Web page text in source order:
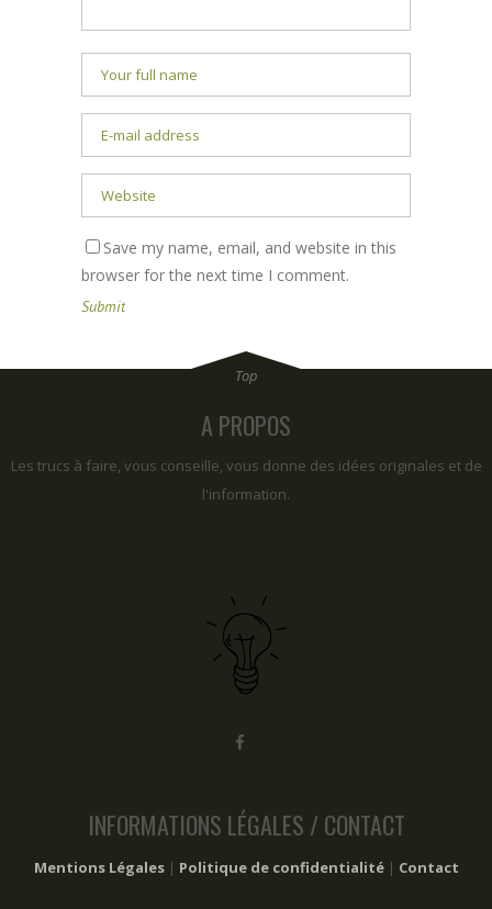
Save my name, email, and website in this
browser for the next time I comment.
A PROPOS
Les trucs à faire, vous conseille, vous donne des idées originales et de
l'information.
INFORMATIONS LÉGALES / CONTACT
Mentions Légales| Politique de confidentialité| Contact